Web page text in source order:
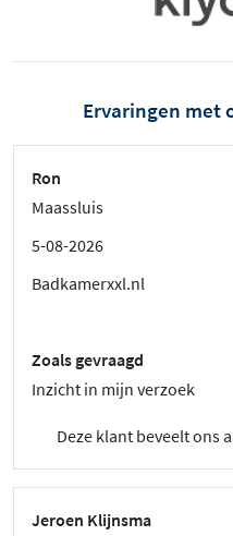
Ervaringen met
Ron
Maassluis
5-08-2026
Badkamerxxl.nl
Zoals gevraagd
Inzicht in mijn verzoek
Deze klant beveelt ons
Jeroen Klijnsma